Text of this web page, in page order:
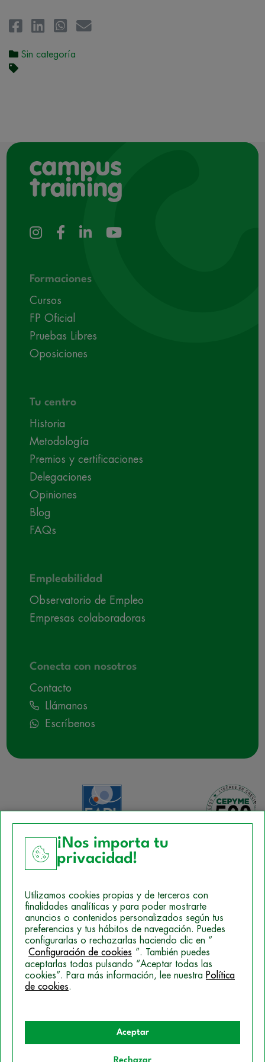
Sin categoría
Formaciones
Cursos
FP Oficial
Pruebas Libres
Oposiciones
Tu centro
Historia
Metodología
Premios y certificaciones
Delegaciones
Opiniones
Blog
FAQs
Empleabilidad
Observatorio de Empleo
Empresas colaboradoras
Conecta con nosotros
Contacto
Llámanos
Escríbenos
Política de Cookies
Mapa del sitio
Politica de Privacidad
© 2026 Campus Training
¡Nos importa tu
privacidad!
Utilizamos cookies propias y de terceros con
finalidades analíticas y para poder mostrarte
anuncios o contenidos personalizados según tus
preferencias y tus hábitos de navegación. Puedes
configurarlas o rechazarlas haciendo clic en “
Configuración de cookies ”. También puedes
aceptarlas todas pulsando “Aceptar todas las
cookies”. Para más información, lee nuestra Política
de cookies.
Aceptar